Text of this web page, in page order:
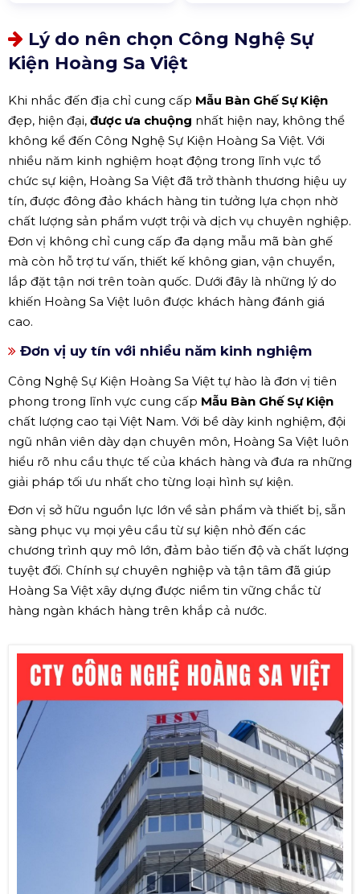
Lý do nên chọn Công Nghệ Sự
Kiện Hoàng Sa Việt
Khi nhắc đến địa chỉ cung cấp Mẫu Bàn Ghế Sự Kiện
đẹp, hiện đại, được ưa chuộng nhất hiện nay, không thể
không kể đến Công Nghệ Sự Kiện Hoàng Sa Việt. Với
nhiều năm kinh nghiệm hoạt động trong lĩnh vực tổ
chức sự kiện, Hoàng Sa Việt đã trở thành thương hiệu uy
tín, được đông đảo khách hàng tin tưởng lựa chọn nhờ
chất lượng sản phẩm vượt trội và dịch vụ chuyên nghiệp.
Đơn vị không chỉ cung cấp đa dạng mẫu mã bàn ghế
mà còn hỗ trợ tư vấn, thiết kế không gian, vận chuyển,
lắp đặt tận nơi trên toàn quốc. Dưới đây là những lý do
khiến Hoàng Sa Việt luôn được khách hàng đánh giá
cao.
Đơn vị uy tín với nhiều năm kinh nghiệm
Công Nghệ Sự Kiện Hoàng Sa Việt tự hào là đơn vị tiên
phong trong lĩnh vực cung cấp Mẫu Bàn Ghế Sự Kiện
chất lượng cao tại Việt Nam. Với bề dày kinh nghiệm, đội
ngũ nhân viên dày dạn chuyên môn, Hoàng Sa Việt luôn
hiểu rõ nhu cầu thực tế của khách hàng và đưa ra những
giải pháp tối ưu nhất cho từng loại hình sự kiện.
Đơn vị sở hữu nguồn lực lớn về sản phẩm và thiết bị, sẵn
sàng phục vụ mọi yêu cầu từ sự kiện nhỏ đến các
chương trình quy mô lớn, đảm bảo tiến độ và chất lượng
tuyệt đối. Chính sự chuyên nghiệp và tận tâm đã giúp
Hoàng Sa Việt xây dựng được niềm tin vững chắc từ
hàng ngàn khách hàng trên khắp cả nước.